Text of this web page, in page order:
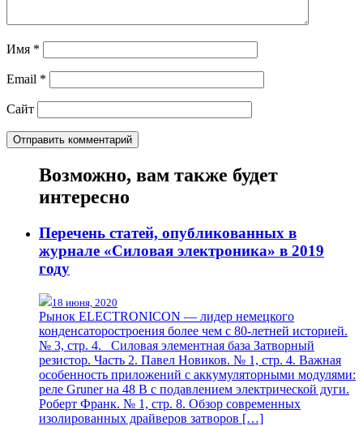
Имя *
Email *
Сайт
Возможно, вам также будет
интересно
Перечень статей, опубликованных в
журнале «Силовая электроника» в 2019
году
18 июня, 2020
Рынок ELECTRONICON — лидер немецкого
конденсаторостроения более чем с 80-летней историей.
№ 3, стр. 4. Силовая элементная база Затворный
резистор. Часть 2. Павел Новиков. № 1, стр. 4. Важная
особенность приложений с аккумуляторными модулями:
реле Gruner на 48 В с подавлением электрической дуги.
Роберт Франк. № 1, стр. 8. Обзор современных
изолированных драйверов затворов […]